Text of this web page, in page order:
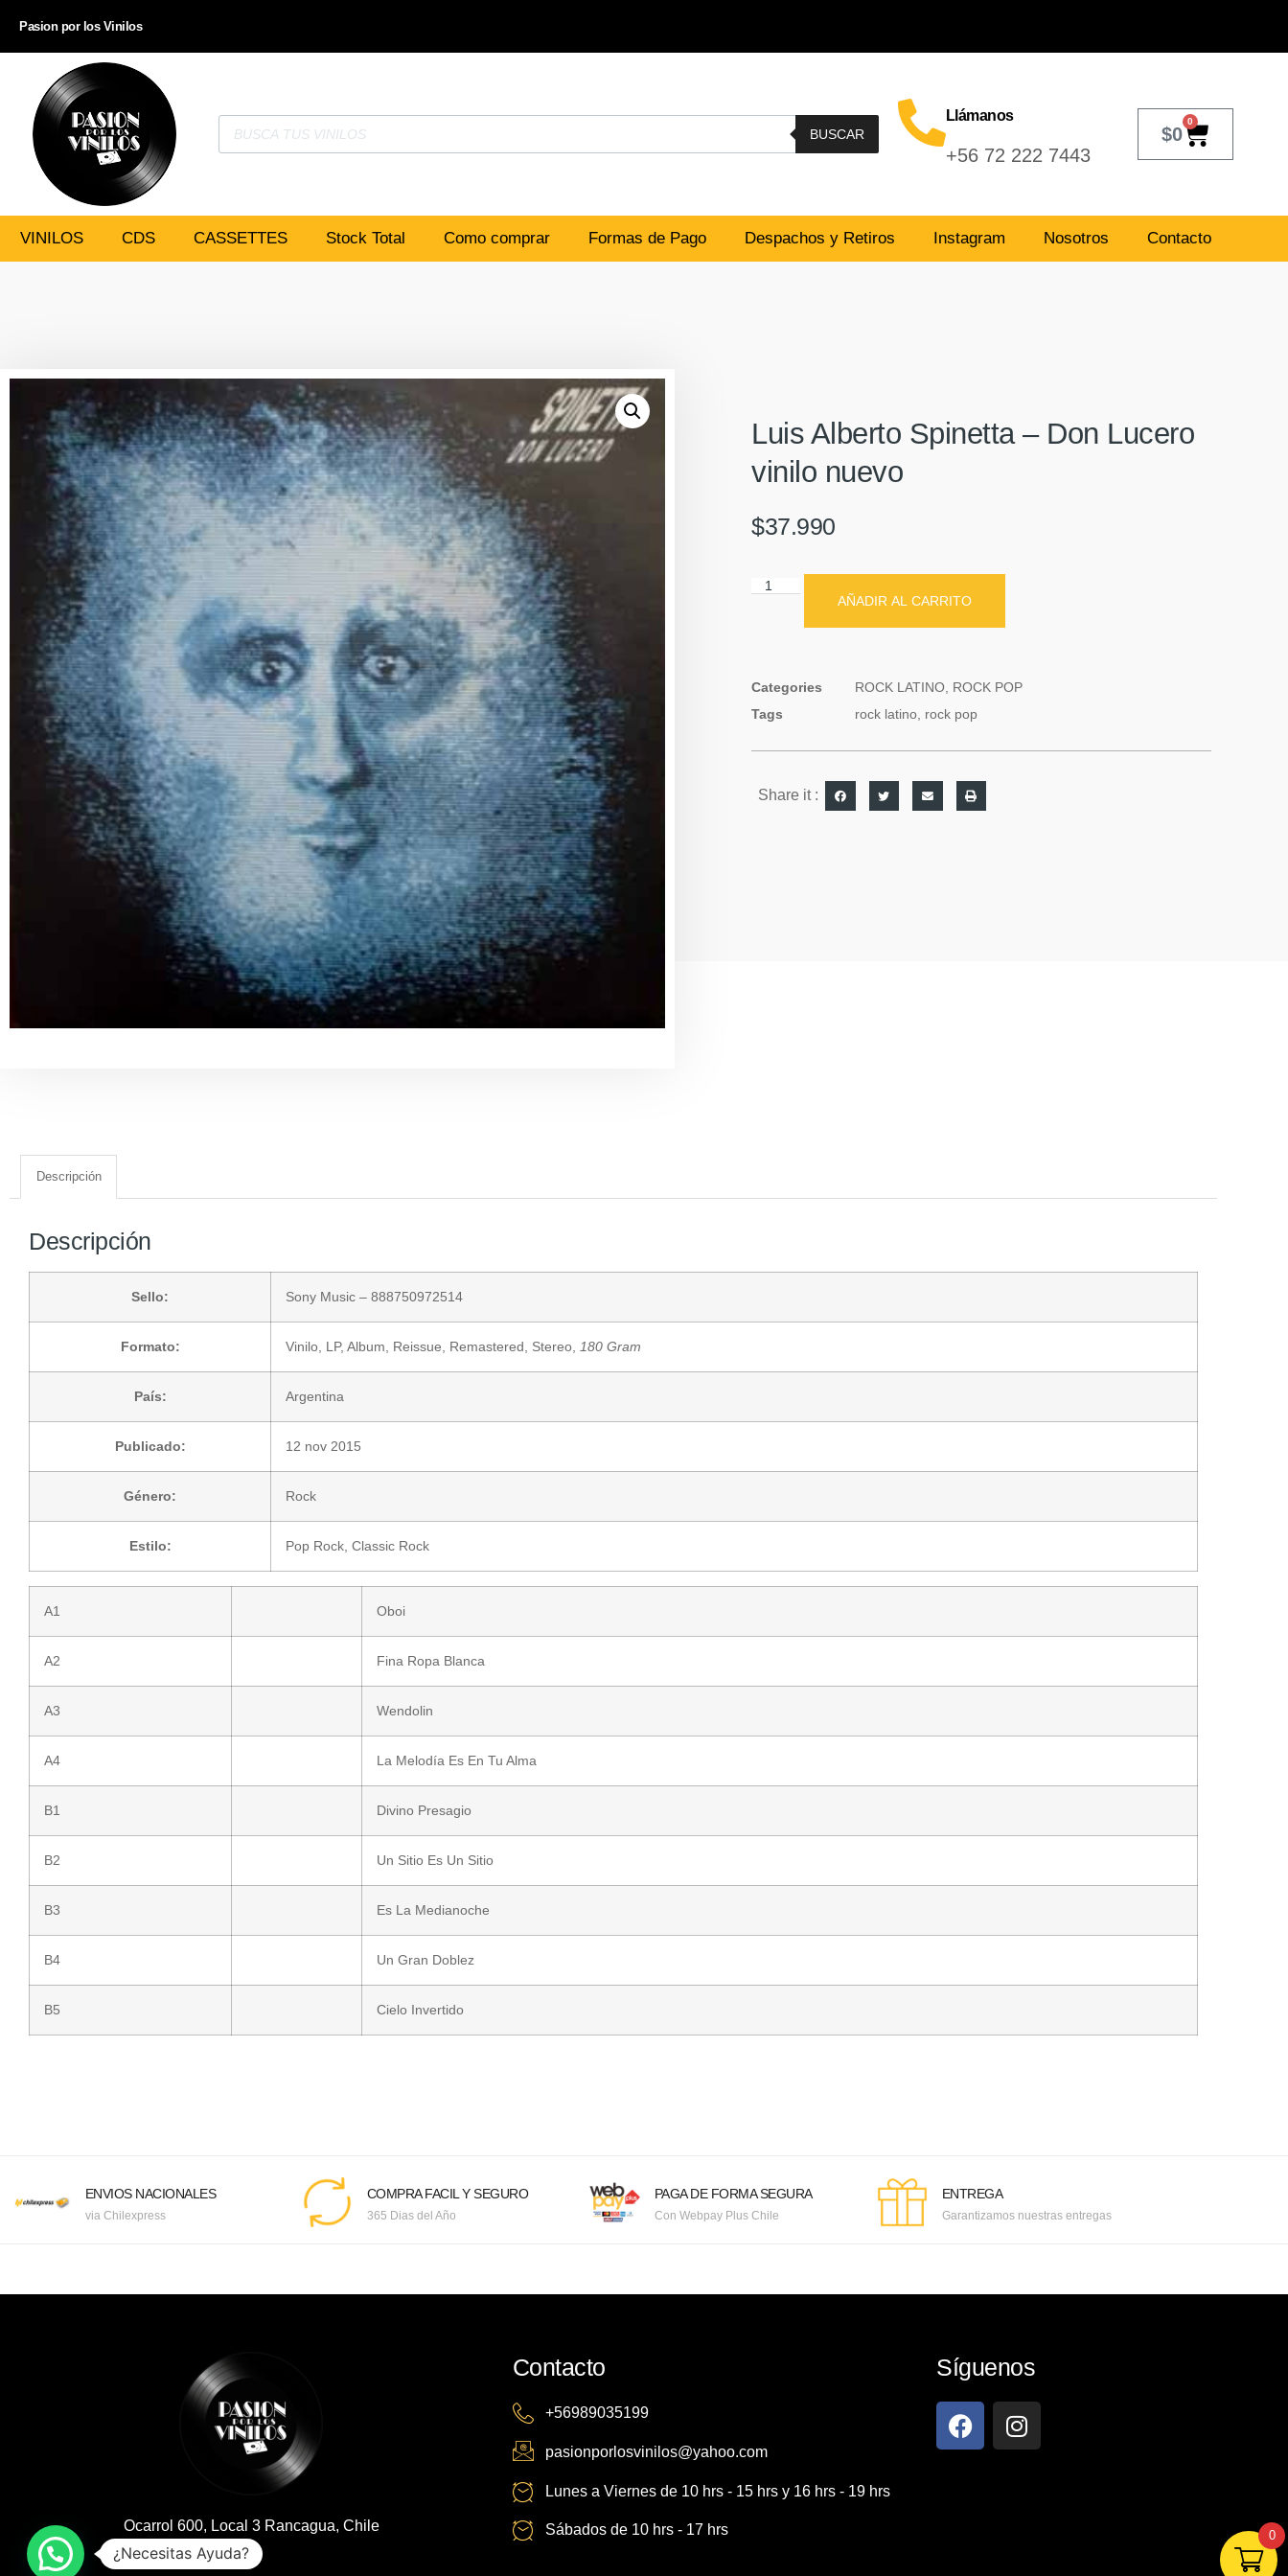
Pasion por los Vinilos
BUSCAR
Llámanos
+56 72 222 7443
$0
0
VINILOS CDS CASSETTES Stock Total Como comprar Formas de Pago Despachos y Retiros Instagram Nosotros Contacto
Luis Alberto Spinetta ‎– Don Lucero
vinilo nuevo
$37.990
AÑADIR AL CARRITO
Categories ROCK LATINO, ROCK POP
Tags
rock latino, rock pop
Share it :
Descripción
Descripción
Sello: Sony Music – 888750972514
Formato: Vinilo, LP, Album, Reissue, Remastered, Stereo, 180 Gram
País: Argentina
Publicado: 12 nov 2015
Género: Rock
Estilo: Pop Rock, Classic Rock
A1 Oboi
A2 Fina Ropa Blanca
A3 Wendolin
A4 La Melodía Es En Tu Alma
B1 Divino Presagio
B2 Un Sitio Es Un Sitio
B3 Es La Medianoche
B4 Un Gran Doblez
B5 Cielo Invertido
ENVIOS NACIONALES
via Chilexpress
COMPRA FACIL Y SEGURO
365 Dias del Año
PAGA DE FORMA SEGURA
Con Webpay Plus Chile
ENTREGA
Garantizamos nuestras entregas
Ocarrol 600, Local 3 Rancagua, Chile
Contacto
+56989035199
pasionporlosvinilos@yahoo.com
Lunes a Viernes de 10 hrs - 15 hrs y 16 hrs - 19 hrs
Sábados de 10 hrs - 17 hrs
Síguenos
0
¿Necesitas Ayuda?